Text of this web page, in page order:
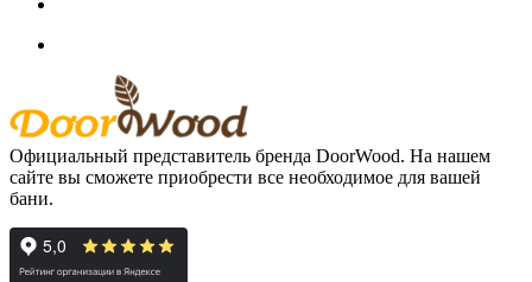
Официальный представитель бренда DoorWood. На нашем
сайте вы сможете приобрести все необходимое для вашей
бани.